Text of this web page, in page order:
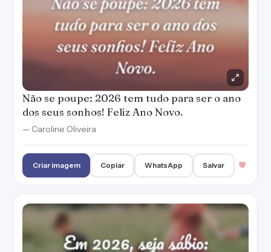
Não se poupe: 2026 tem tudo para ser o ano
dos seus sonhos! Feliz Ano Novo.
— Caroline Oliveira
Criar imagem Copiar WhatsApp Salvar